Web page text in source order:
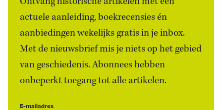
actuele aanleiding, boekrecensies én
aanbiedingen wekelijks gratis in je inbox.
Met de nieuwsbrief mis je niets op het gebied
van geschiedenis. Abonnees hebben
onbeperkt toegang tot alle artikelen.
E-mailadres